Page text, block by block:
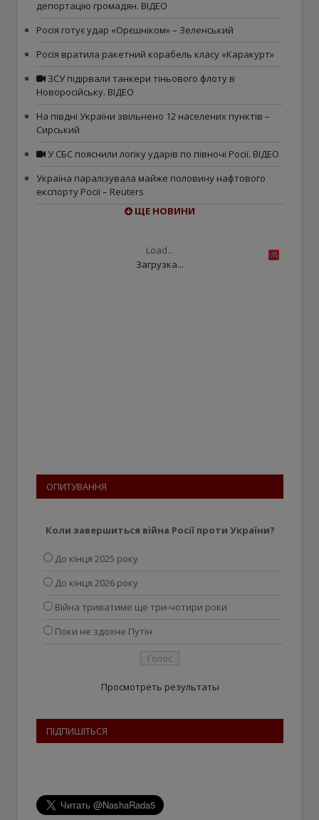
депортацію громадян. ВІДЕО
Росія готує удар «Орєшніком» – Зеленський
Росія вратила ракетний корабель класу «Каракурт»
ЗСУ підірвали танкери тіньового флоту в
Новоросійську. ВІДЕО
На півдні України звільнено 12 населених пунктів –
Сирський
У СБС пояснили логіку ударів по півночі Росії. ВІДЕО
Україна паралізувала майже половину нафтового
експорту Росії – Reuters
ЩЕ НОВИНИ
Load...
Загрузка...
ОПИТУВАННЯ
Коли завершиться війна Росії проти України?
До кінця 2025 року
До кінця 2026 року
Війна триватиме ще три-чотири роки
Поки не здохне Путін
Просмотреть результаты
ПІДПИШІТЬСЯ